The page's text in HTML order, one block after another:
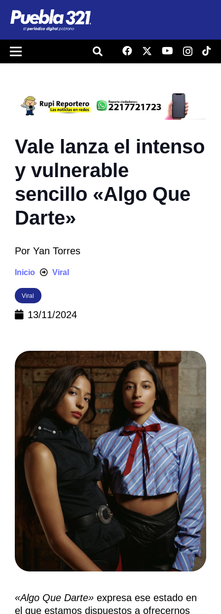
Vale lanza el intenso
y vulnerable
sencillo «Algo Que
Darte»
Por Yan Torres
Inicio Viral
Viral
13/11/2024
«Algo Que Darte» expresa ese estado en
el que estamos dispuestos a ofrecernos